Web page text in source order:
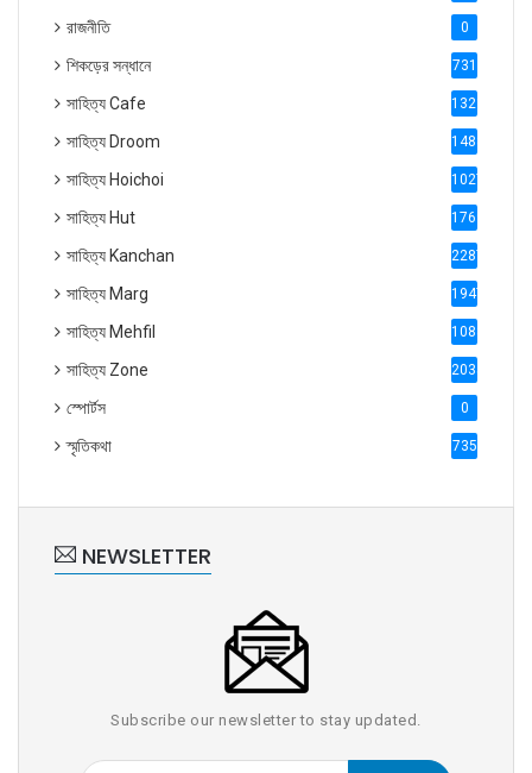
রাজনীতি 0
শিকড়ের সন্ধানে 731
সাহিত্য Cafe 1321
সাহিত্য Droom 1488
সাহিত্য Hoichoi 1027
সাহিত্য Hut 1769
সাহিত্য Kanchan 2287
সাহিত্য Marg 1947
সাহিত্য Mehfil 1088
সাহিত্য Zone 2035
স্পোর্টস 0
স্মৃতিকথা 735
NEWSLETTER
Subscribe our newsletter to stay updated.